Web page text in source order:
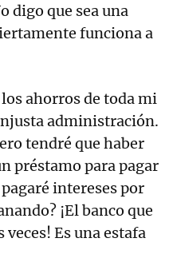
digo que sea una
funciona a
ahorros de toda mi
administración.
tendré que haber
préstamo para pagar
intereses por
¡El banco que
Es una estafa